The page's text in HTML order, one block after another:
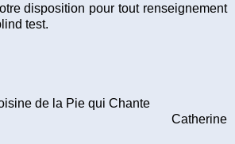
disposition pour tout renseignement
test.
de la Pie qui Chante
Catherine